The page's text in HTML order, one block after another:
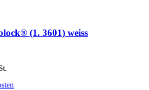
(1. 3601) weiss